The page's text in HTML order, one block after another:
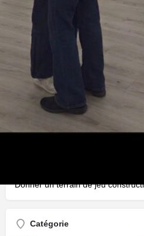
RéduireFaire partie de
queer dans la danse à deux en
kizomba
Rejoindre un réseau de
Être invité.e en avant-première
Queer Salsa Paris
Bénéficier de réductions aux
Salsa Paris
S'impliquer sur des actions qui
Donner un terrain de jeu
Catégorie